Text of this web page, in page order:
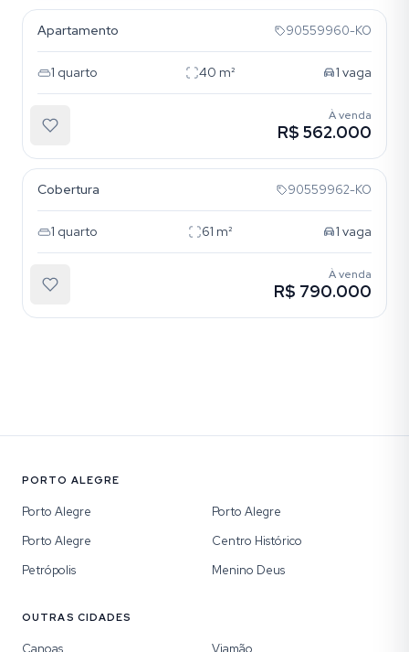
Apartamento 90559960-KO
1 quarto 40 m² 1 vaga
À venda
R$ 562.000
Cobertura 90559962-KO
1 quarto 61 m² 1 vaga
À venda
R$ 790.000
PORTO ALEGRE
Porto Alegre
Porto Alegre
Porto Alegre
Centro Histórico
Petrópolis
Menino Deus
OUTRAS CIDADES
Canoas
Viamão